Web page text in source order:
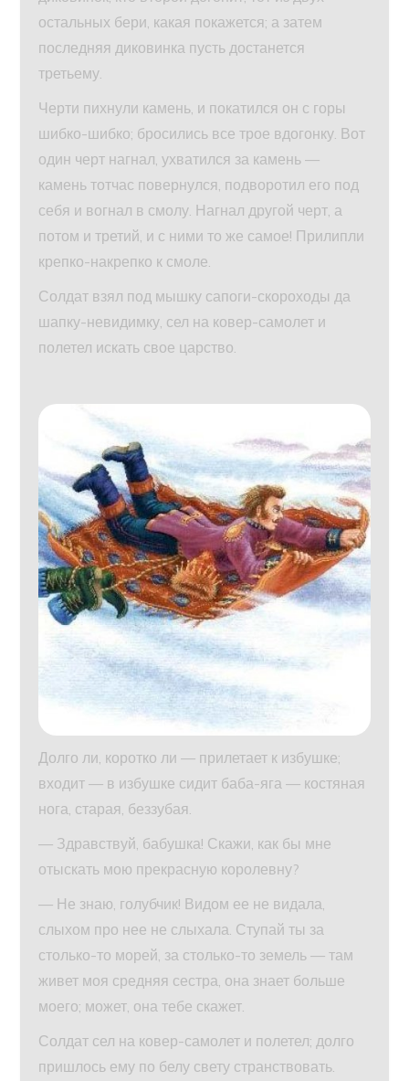
остальных бери, какая покажется; а затем
последняя диковинка пусть достанется
третьему.
Черти пихнули камень, и покатился он с горы
шибко-шибко; бросились все трое вдогонку. Вот
один черт нагнал, ухватился за камень —
камень тотчас повернулся, подворотил его под
себя и вогнал в смолу. Нагнал другой черт, а
потом и третий, и с ними то же самое! Прилипли
крепко-накрепко к смоле.
Солдат взял под мышку сапоги-скороходы да
шапку-невидимку, сел на ковер-самолет и
полетел искать свое царство.
Долго ли, коротко ли — прилетает к избушке;
входит — в избушке сидит баба-яга — костяная
нога, старая, беззубая.
— Здравствуй, бабушка! Скажи, как бы мне
отыскать мою прекрасную королевну?
— Не знаю, голубчик! Видом ее не видала,
слыхом про нее не слыхала. Ступай ты за
столько-то морей, за столько-то земель — там
живет моя средняя сестра, она знает больше
моего; может, она тебе скажет.
Солдат сел на ковер-самолет и полетел; долго
пришлось ему по белу свету странствовать.